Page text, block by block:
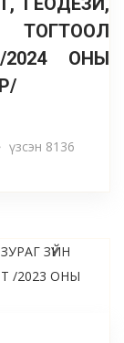
ОНЫ
үзсэн 8136